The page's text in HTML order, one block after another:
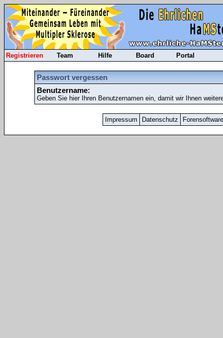
Registrieren Team Hilfe Board Portal
Passwort vergessen
Benutzername:
Geben Sie hier Ihren Benutzernamen ein, damit wir Ihnen
Impressum Datenschutz